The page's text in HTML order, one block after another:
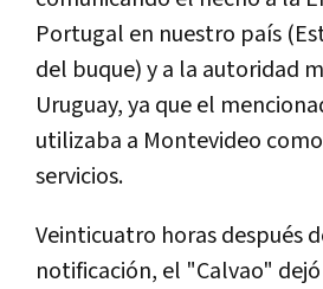
Portugal en nuestro país
del buque) y a la autoridad
Uruguay, ya que el
utilizaba a Montevideo
servicios.
Veinticuatro horas después
notificación, el "Calvao" dej